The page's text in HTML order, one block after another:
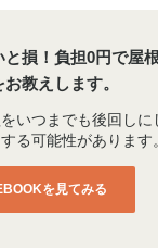
と損！負担0円で屋
教えします。
いつまでも後回し
る可能性があります。
を見てみる